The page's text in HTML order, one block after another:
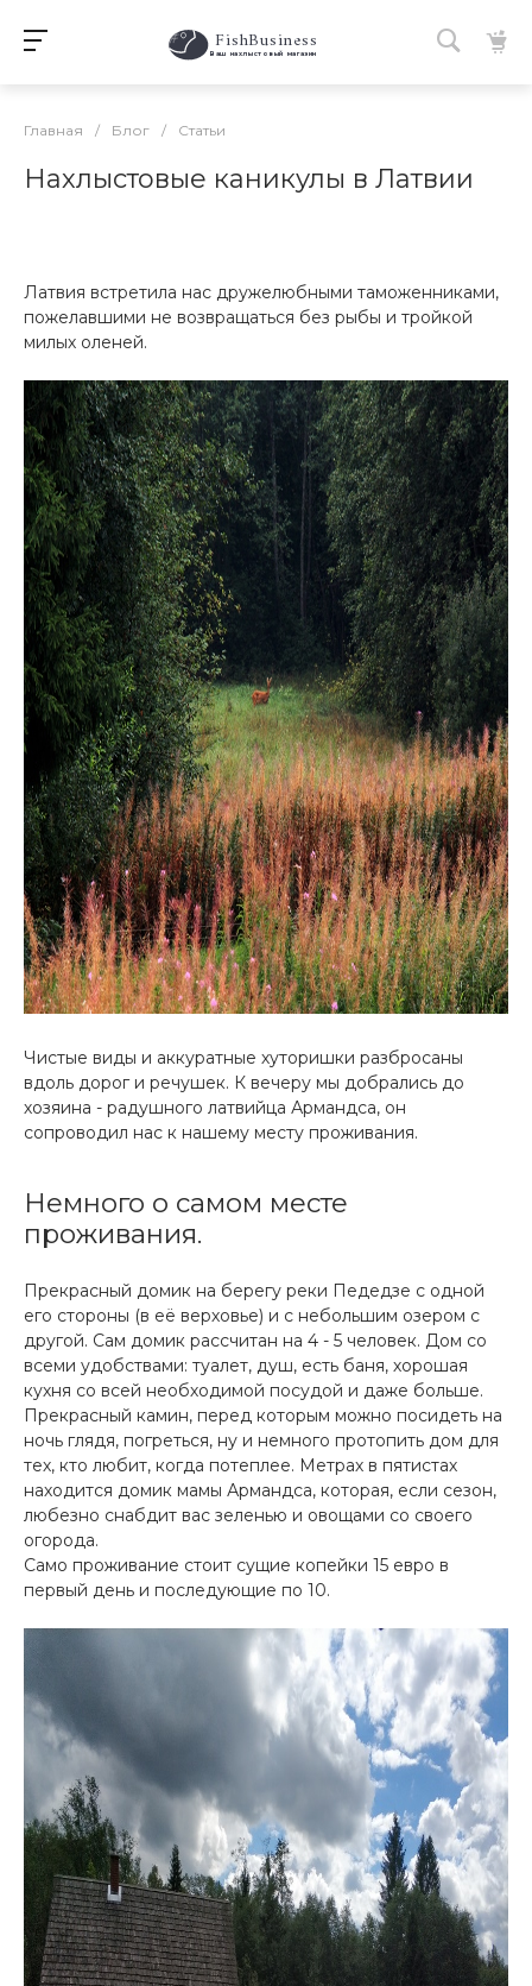
FishBusiness
Ваш нахлыстовый магазин
Главная / Блог / Статьи
Нахлыстовые каникулы в Латвии
Латвия встретила нас дружелюбными таможенниками,
пожелавшими не возвращаться без рыбы и тройкой
милых оленей.
Чистые виды и аккуратные хуторишки разбросаны
вдоль дорог и речушек. К вечеру мы добрались до
хозяина - радушного латвийца Армандса, он
сопроводил нас к нашему месту проживания.
Немного о самом месте
проживания.
Прекрасный домик на берегу реки Педедзе с одной
его стороны (в её верховье) и с небольшим озером с
другой. Сам домик рассчитан на 4 - 5 человек. Дом со
всеми удобствами: туалет, душ, есть баня, хорошая
кухня со всей необходимой посудой и даже больше.
Прекрасный камин, перед которым можно посидеть на
ночь глядя, погреться, ну и немного протопить дом для
тех, кто любит, когда потеплее. Метрах в пятистах
находится домик мамы Армандса, которая, если сезон,
любезно снабдит вас зеленью и овощами со своего
огорода.
Само проживание стоит сущие копейки 15 евро в
первый день и последующие по 10.